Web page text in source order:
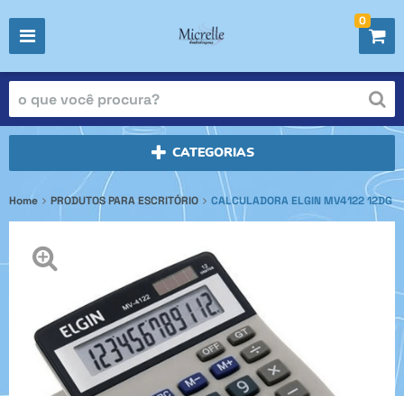
0
CATEGORIAS
Home PRODUTOS PARA ESCRITÓRIO CALCULADORA ELGIN MV4122 12DG